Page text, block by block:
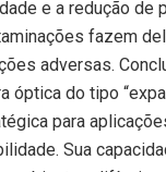
e a redução de
fazem
adversas.
óptica do tipo
para
Sua